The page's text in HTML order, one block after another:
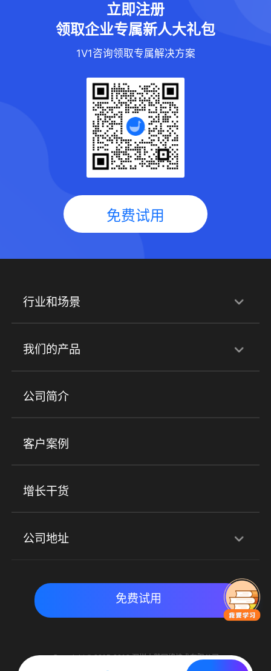
立即注册
领取企业专属新人大礼包
1V1咨询领取专属解决方案
免费试用
行业和场景
行业解决方案
培训机构 职业技能培训 兴趣培训
金融行业
心理机构
实时私域带货 数字化运营
我们的产品
产品
小程序商城 ERP 企微SCRM
社群圈子
公司简介
客户案例
增长干货
公司地址
北京地址：北京市朝阳区朝外大街乙6号23层
免费试用
Copyright © 2015-2018 深圳小鹅网络技术有限公司